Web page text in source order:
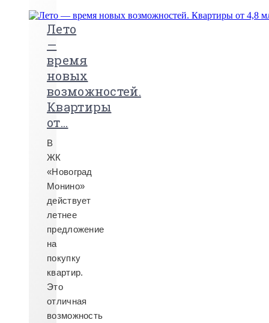
Лето
—
время
новых
возможностей.
Квартиры
от...
В
ЖК
«Новоград
Монино»
действует
летнее
предложение
на
покупку
квартир.
Это
отличная
возможность